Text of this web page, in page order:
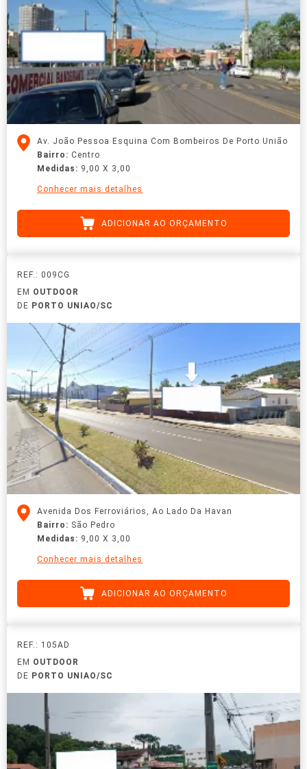
Av. João Pessoa Esquina Com Bombeiros De Porto União
Bairro: Centro
Medidas: 9,00 X 3,00
Conhecer mais detalhes
ADICIONAR AO ORÇAMENTO
REF.: 009CG
EM OUTDOOR
DE PORTO UNIAO/SC
Avenida Dos Ferroviários, Ao Lado Da Havan
Bairro: São Pedro
Medidas: 9,00 X 3,00
Conhecer mais detalhes
ADICIONAR AO ORÇAMENTO
REF.: 105AD
EM OUTDOOR
DE PORTO UNIAO/SC